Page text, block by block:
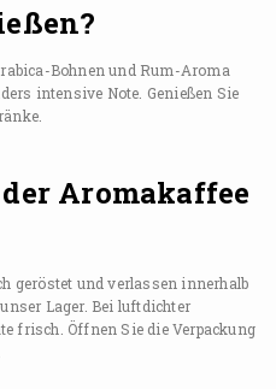
Bohnen und Rum-Aroma
intensive Note. Genießen Sie
Aromakaffee
geröstet und verlassen innerhalb
Lager. Bei luftdichter
frisch. Öffnen Sie die Verpackung